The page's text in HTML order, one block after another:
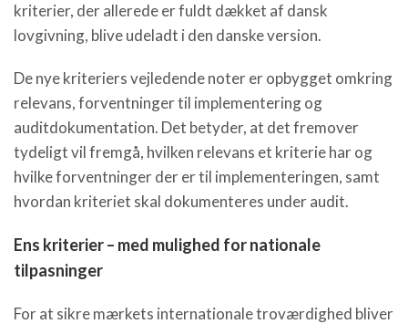
kriterier, der allerede er fuldt dækket af dansk
lovgivning, blive udeladt i den danske version.
De nye kriteriers vejledende noter er opbygget omkring
relevans, forventninger til implementering og
auditdokumentation. Det betyder, at det fremover
tydeligt vil fremgå, hvilken relevans et kriterie har og
hvilke forventninger der er til implementeringen, samt
hvordan kriteriet skal dokumenteres under audit.
Ens kriterier – med mulighed for nationale
tilpasninger
For at sikre mærkets internationale troværdighed bliver